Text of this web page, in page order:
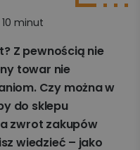
10 minut
Z pewnością nie
towar nie
Czy można w
do sklepu
zwrot zakupów
wiedzieć – jako